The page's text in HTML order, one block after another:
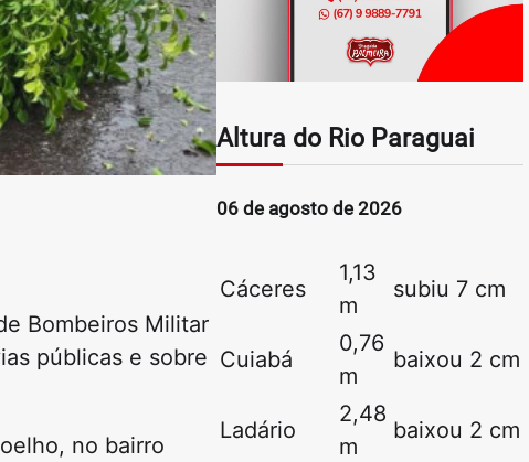
Bombeiros Militar
públicas e sobre
no bairro
Altura do Rio Paraguai
06 de agosto de 2026
Cáceres
1,13
m
subiu 7 cm
Cuiabá
0,76
m
baixou 2 cm
Ladário
2,48
m
baixou 2 cm